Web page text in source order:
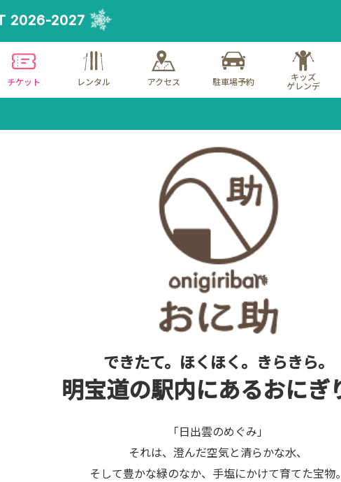
2026-2027
チケット レンタル アクセス 駐車場予約
キッズ
ゲレンデ
できたて。ほくほく。きらきら。
明宝道の駅内にあるおにぎ
「日出雲のめぐみ」
それは、澄んだ空気と清らかな水、
そして豊かな緑のなか、 手塩にかけて育てた宝物。